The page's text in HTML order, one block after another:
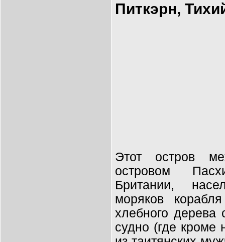
Питкэрн,
Этот остров
островом
Британии,
моряков
хлебного
судно (где кроме